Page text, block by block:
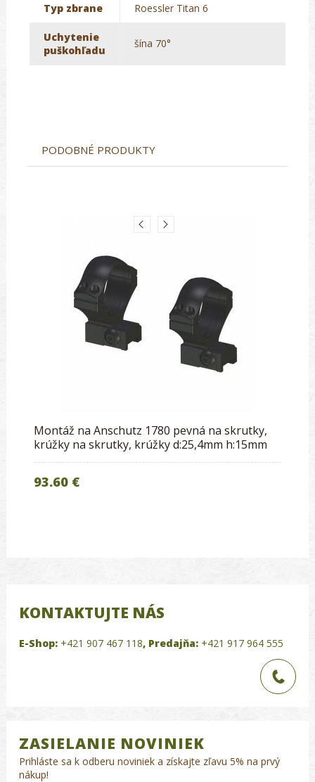
Typ zbrane Roessler Titan 6
Uchytenie
puškohľadu
šína 70°
PODOBNÉ PRODUKTY
Montáž na Anschutz 1780 pevná na skrutky,
krúžky na skrutky, krúžky d:25,4mm h:15mm
93.60 €
KONTAKTUJTE NÁS
E-Shop: +421 907 467 118, Predajňa: +421 917 964 555
ZASIELANIE NOVINIEK
Prihláste sa k odberu noviniek a získajte zľavu 5% na prvý
nákup!